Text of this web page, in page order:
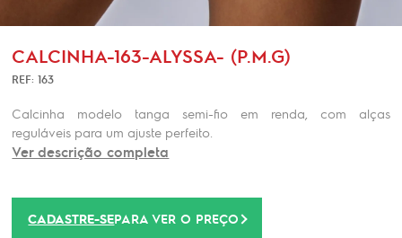
CALCINHA-163-ALYSSA- (P.M.G)
REF: 163
Calcinha modelo tanga semi-fio em renda, com alças
reguláveis ​​para um ajuste perfeito.
Ver descrição completa
CADASTRE-SEPARA VER O PREÇO